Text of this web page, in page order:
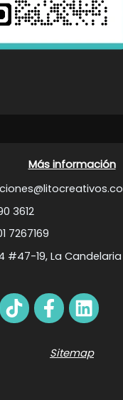
Más información
3612
7267169
#47-19, La Candelaria
Sitemap